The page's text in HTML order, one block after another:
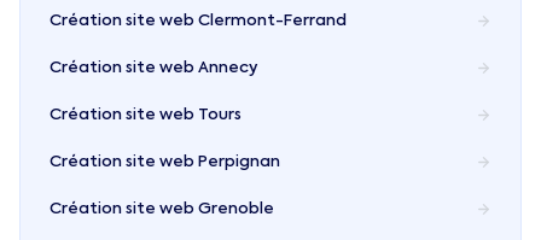
Création site web Clermont-Ferrand
Création site web Annecy
Création site web Tours
Création site web Perpignan
Création site web Grenoble